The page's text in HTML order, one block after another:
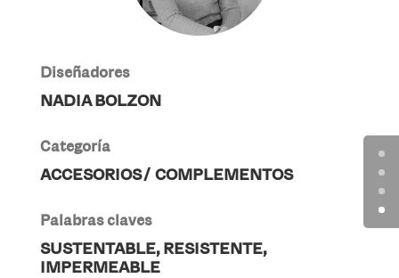
Diseñadores
NADIA BOLZON
Categoría
ACCESORIOS / COMPLEMENTOS
Palabras claves
SUSTENTABLE, RESISTENTE,
IMPERMEABLE